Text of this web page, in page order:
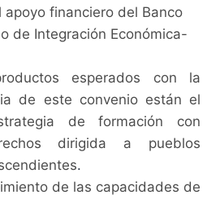
apoyo financiero del Banco
de Integración Económica-
esperados con la
de este convenio están el
de formación con
dirigida a pueblos
.
de las capacidades de